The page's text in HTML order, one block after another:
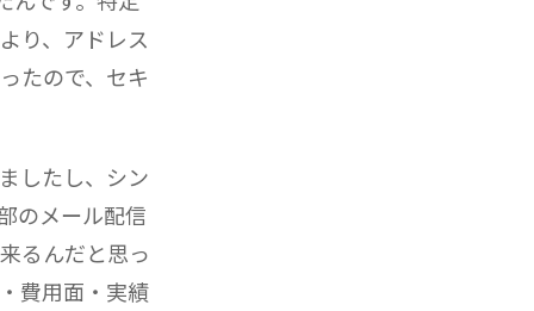
り、アドレス
たので、セキ
したし、シン
のメール配信
るんだと思っ
費用面・実績